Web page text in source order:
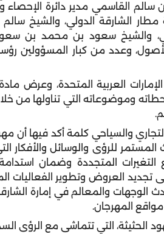
القاسمي مدير دائرة الإحصاء
الشارقة الدولي، والشيخ
والشيخ سعود بن محمد بن
وعدد من كبار المسؤولين
العربية المتحدة، وعرض
في العام 2011م، وأبرز محطاته وموضوعاته التي
والسياحي كلمة أكد فيها أن
للرؤى والوسائل والأفكار
المتجددة وضمان استدامة
تجديد العروض وتطوير الفعاليات
الوجهات والمعالم في إمارة
المهرجان.
الحثيثة، التي تتماشى مع الرؤى